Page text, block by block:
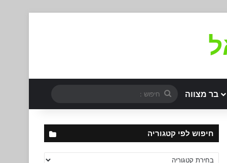
בר מצווה
חיפוש
:
חיפוש לפי קטגוריה
חיפוש